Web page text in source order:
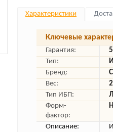
Характеристики
Ключевые
Гарантия:
Тип:
Бренд:
Вес:
Тип ИБП:
Форм-
фактор:
Описание: